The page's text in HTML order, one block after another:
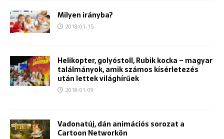
Milyen irányba?
2018-01-15
Helikopter, golyóstoll, Rubik kocka – magyar
találmányok, amik számos kísérletezés
után lettek világhírűek
2018-01-09
Vadonatúj, dán animációs sorozat a
Cartoon Networkön